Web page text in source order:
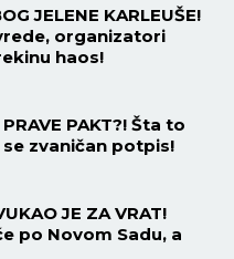
JELENE KARLEUŠE!
organizatori
haos!
PAKT?! Šta to
zvaničan potpis!
JE ZA VRAT!
po Novom Sadu, a